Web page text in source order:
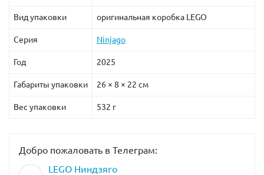
Вид упаковки оригинальная коробка LEGO
Серия Ninjago
Год 2025
Габариты упаковки 26 × 8 × 22 см
Вес упаковки 532 г
Добро пожаловать в Телеграм:
LEGO Ниндзяго